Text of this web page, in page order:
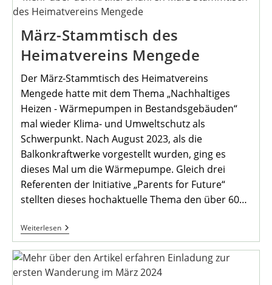
März-Stammtisch des
Heimatvereins Mengede
Der März-Stammtisch des Heimatvereins
Mengede hatte mit dem Thema „Nachhaltiges
Heizen - Wärmepumpen in Bestandsgebäuden“
mal wieder Klima- und Umweltschutz als
Schwerpunkt. Nach August 2023, als die
Balkonkraftwerke vorgestellt wurden, ging es
dieses Mal um die Wärmepumpe. Gleich drei
Referenten der Initiative „Parents for Future“
stellten dieses hochaktuelle Thema den über 60…
WeiterlesenMärz-
Stammtisch
Heimatvereins
Mengede